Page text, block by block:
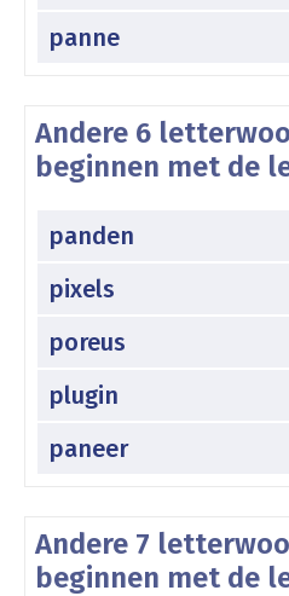
panne
Andere 6
beginnen met de
panden
pixels
poreus
plugin
paneer
Andere 7
beginnen met de